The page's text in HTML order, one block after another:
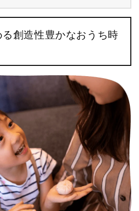
創造性豊かなおうち時